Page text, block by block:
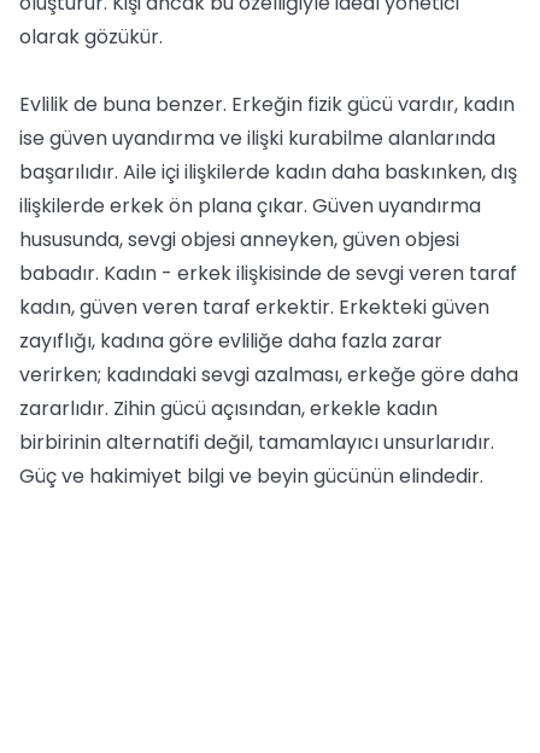
olarak gözükür.
Evlilik de buna benzer. Erkeğin fizik gücü vardır, kadın
ise güven uyandırma ve ilişki kurabilme alanlarında
başarılıdır. Aile içi ilişkilerde kadın daha baskınken, dış
ilişkilerde erkek ön plana çıkar. Güven uyandırma
hususunda, sevgi objesi anneyken, güven objesi
babadır. Kadın - erkek ilişkisinde de sevgi veren taraf
kadın, güven veren taraf erkektir. Erkekteki güven
zayıflığı, kadına göre evliliğe daha fazla zarar
verirken; kadındaki sevgi azalması, erkeğe göre daha
zararlıdır. Zihin gücü açısından, erkekle kadın
birbirinin alternatifi değil, tamamlayıcı unsurlarıdır.
Güç ve hakimiyet bilgi ve beyin gücünün elindedir.